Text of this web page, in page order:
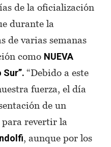
de la oficialización
durante la
de varias semanas
como NUEVA
Sur”. “Debido a este
fuerza, el día
de un
revertir la
, aunque por los